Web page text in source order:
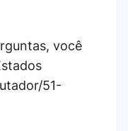
você
51-